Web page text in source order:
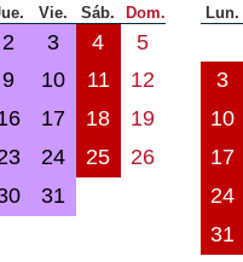
Vie. Sáb. Dom.
2 3 4
5
9 10 11
12
17 18
19
24 25
26
31
Lun.
3
10
17
24
31